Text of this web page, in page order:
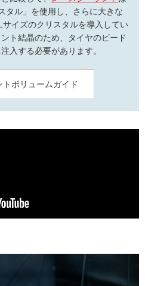
タル」を使用し、さらに大きな
イズのクリスタルを導入してい
ト結晶のため、タイヤのビード
入する必要があります。
トボリュームガイド